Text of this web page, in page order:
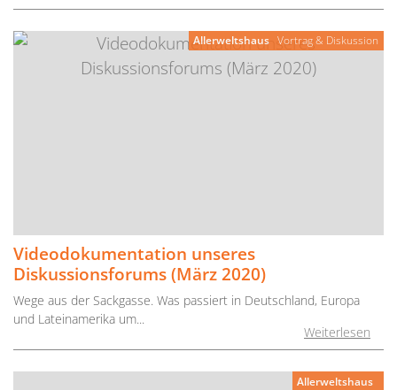
Allerweltshaus Vortrag & Diskussion
Videodokumentation unseres
Diskussionsforums (März 2020)
Wege aus der Sackgasse. Was passiert in Deutschland, Europa
und Lateinamerika um...
Weiterlesen
Allerweltshaus